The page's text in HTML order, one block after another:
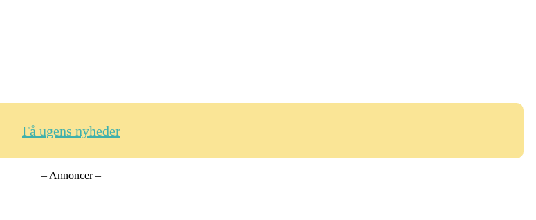
Få ugens nyheder
– Annoncer –